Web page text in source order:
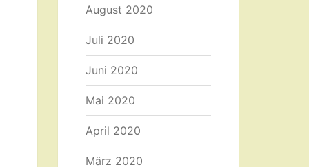
August 2020
Juli 2020
Juni 2020
Mai 2020
April 2020
März 2020